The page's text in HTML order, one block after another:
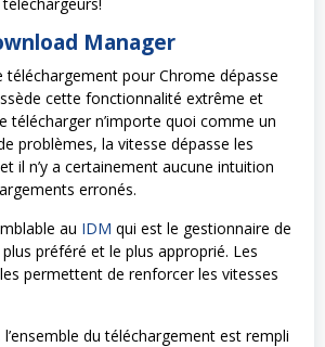
Manager
téléchargement pour Chrome dépasse
cette fonctionnalité extrême et
télécharger n’importe quoi comme un
problèmes, la vitesse dépasse les
il n’y a certainement aucune intuition
erronés.
au IDM qui est le gestionnaire de
préféré et le plus approprié. Les
permettent de renforcer les vitesses
du téléchargement est rempli